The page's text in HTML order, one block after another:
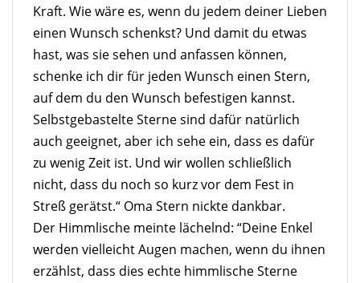
Kraft. Wie wäre es, wenn du jedem deiner Lieben
einen Wunsch schenkst? Und damit du etwas
hast, was sie sehen und anfassen können,
schenke ich dir für jeden Wunsch einen Stern,
auf dem du den Wunsch befestigen kannst.
Selbstgebastelte Sterne sind dafür natürlich
auch geeignet, aber ich sehe ein, dass es dafür
zu wenig Zeit ist. Und wir wollen schließlich
nicht, dass du noch so kurz vor dem Fest in
Streß gerätst.“ Oma Stern nickte dankbar.
Der Himmlische meinte lächelnd: “Deine Enkel
werden vielleicht Augen machen, wenn du ihnen
erzählst, dass dies echte himmlische Sterne